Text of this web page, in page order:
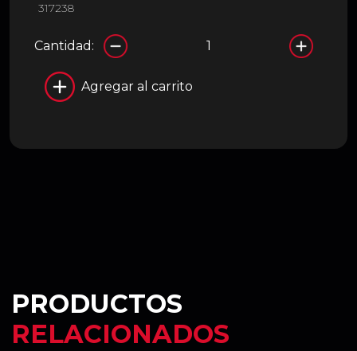
317238
Cantidad:
Agregar al carrito
PRODUCTOS
RELACIONADOS